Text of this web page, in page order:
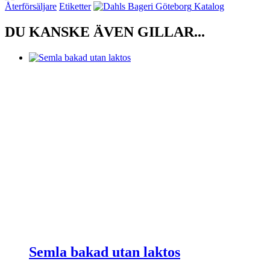
Återförsäljare Etiketter Katalog
DU KANSKE ÄVEN GILLAR...
Semla bakad utan laktos